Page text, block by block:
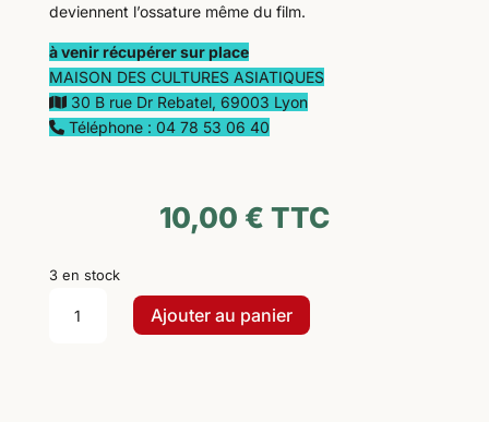
deviennent l’ossature même du film.
à venir récupérer sur place
MAISON DES CULTURES ASIATIQUES
30 B rue Dr Rebatel, 69003 Lyon
Téléphone : 04 78 53 06 40
10,00 € TTC
3 en stock
Ajouter au panier